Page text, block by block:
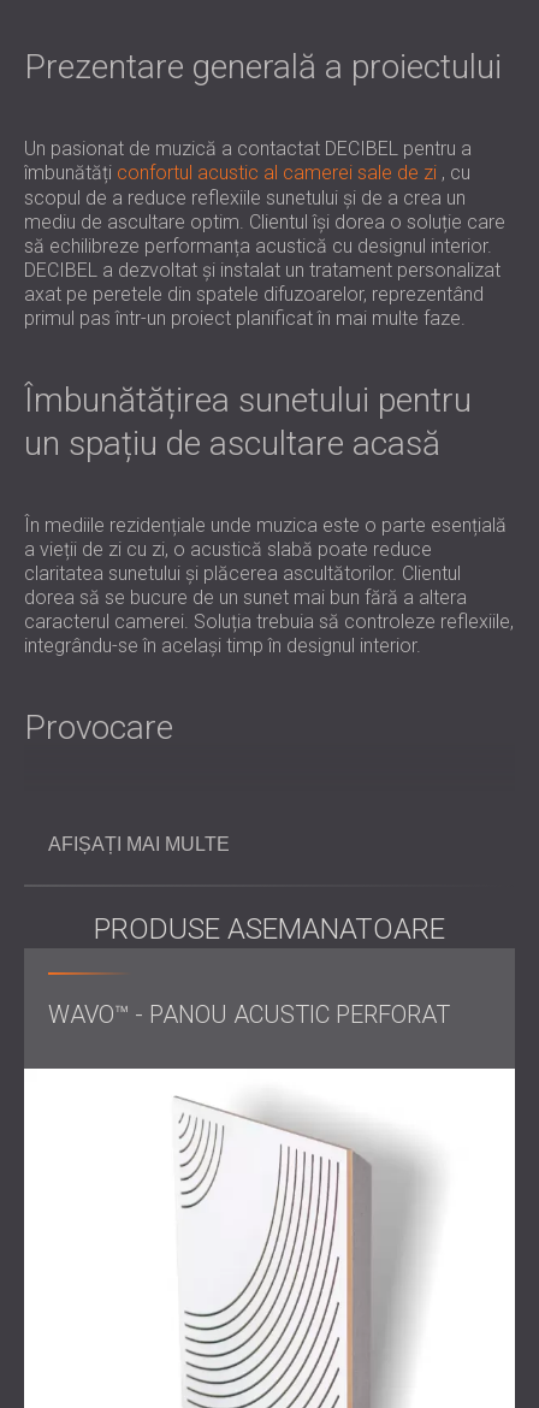
IZOLARE FONICA & PANOURI ACUSTICE
PENTRU SĂLI ȘI TEATRE
PENTRU SPAȚII COMERCIALE
IZOLARE FONICĂ ȘI ACUSTICĂ PENTRU
UNITĂȚI DE ÎNVĂȚĂMÂNT
IZOLARE FONICA & PANOURI ACUSTICE
PENTRU UNITATILE DE ÎNGRIJIRE
MEDICALĂ
SOLUȚII DE IZOLARE FONICĂ ȘI ACUSTICĂ
SOLUȚII DE IZOLARE FONICĂ ȘI ACUSTICĂ
PENTRU CENTRE DE DATE
FINLAND (FI)
РОССИЯ (RU)
SOUTH AFRICA (ZA)
Prezentare generală a proiectului
Un pasionat de muzică a contactat DECIBEL pentru a
îmbunătăți confortul acustic al camerei sale de zi , cu
scopul de a reduce reflexiile sunetului și de a crea un
mediu de ascultare optim. Clientul își dorea o soluție care
să echilibreze performanța acustică cu designul interior.
DECIBEL a dezvoltat și instalat un tratament personalizat
axat pe peretele din spatele difuzoarelor, reprezentând
primul pas într-un proiect planificat în mai multe faze.
Îmbunătățirea sunetului pentru
un spațiu de ascultare acasă
În mediile rezidențiale unde muzica este o parte esențială
a vieții de zi cu zi, o acustică slabă poate reduce
claritatea sunetului și plăcerea ascultătorilor. Clientul
dorea să se bucure de un sunet mai bun fără a altera
caracterul camerei. Soluția trebuia să controleze reflexiile,
integrându-se în același timp în designul interior.
Provocare
a unei sufragerii comune, fără a perturba echilibrul vizual al
acesteia. Deoarece spațiul este folosit atât pentru
divertisment, cât și pentru viața de zi cu zi, tratamentul
conceput pentru o extindere ușoară în viitor.
Domeniul de activitate
Proiectul a început cu o
nevoile și așteptările clientului. DECIBEL a efectuat apoi
simulări acustice pentru a identifica cele mai problematice
zone din încăpere. Împreună cu clientul, echipa a selectat
materiale adecvate și a convenit să concentreze prima
fază a tratamentului pe peretele din spatele difuzoarelor.
Soluția aleasă a inclus proiectarea și instalarea panourilor
WAVO din lemn alb, care oferă atât absorbție fonică, cât și
o estetică curată. Au fost furnizate vizualizări de design
pentru a ajuta clientul să vizualizeze aspectul final.
Planurile pentru o a doua fază, tratarea tavanului și a zonei
de luat masa, au fost discutate ca pas viitor. Proiectul a
fost finalizat cu producția și instalarea precisă a panourilor
AFIȘAȚI MAI MULTE
PRODUSE ASEMANATOARE
WAVO™ - PANOU ACUSTIC PERFORAT